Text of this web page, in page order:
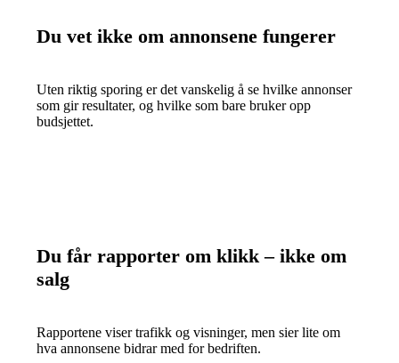
Du vet ikke om annonsene fungerer
Uten riktig sporing er det vanskelig å se hvilke annonser
som gir resultater, og hvilke som bare bruker opp
budsjettet.
Du får rapporter om klikk – ikke om
salg
Rapportene viser trafikk og visninger, men sier lite om
hva annonsene bidrar med for bedriften.